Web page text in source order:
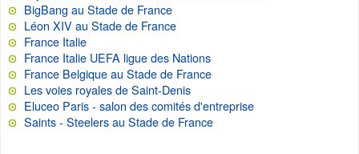
BigBang au Stade de France
Léon XIV au Stade de France
France Italie
France Italie UEFA ligue des Nations
France Belgique au Stade de France
Les voies royales de Saint-Denis
Eluceo Paris - salon des comités d'entreprise
Saints - Steelers au Stade de France